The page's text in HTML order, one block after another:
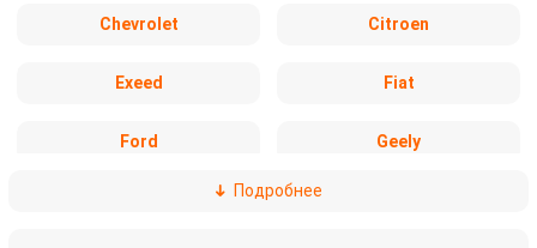
Chevrolet Citroen
Exeed Fiat
Ford Geely
Подробнее